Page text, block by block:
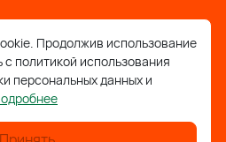
ул. 30 лет Победы, 52, ТРЦ
Продолжив использование
политикой использования
персональных данных и